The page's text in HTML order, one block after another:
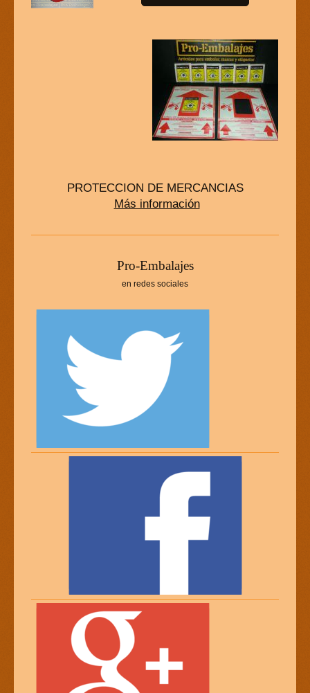
PROTECCION DE MERCANCIAS
Más información
Pro-Embalajes
en redes sociales